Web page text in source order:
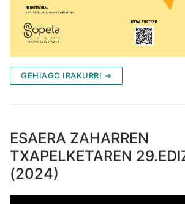
GEHIAGO IRAKURRI →
ESAERA ZAHARREN
TXAPELKETAREN
(2024)